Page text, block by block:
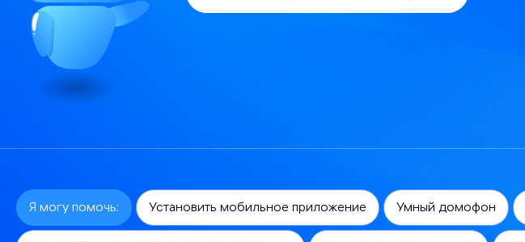
Я могу помочь: Установить мобильное приложение Умный домофон